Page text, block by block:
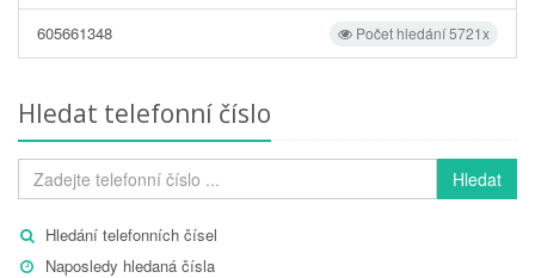
Počet hledání 5721x
605661348
Hledat telefonní číslo
Hledat
Hledání telefonních čísel
Naposledy hledaná čísla